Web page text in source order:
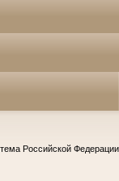
Российской